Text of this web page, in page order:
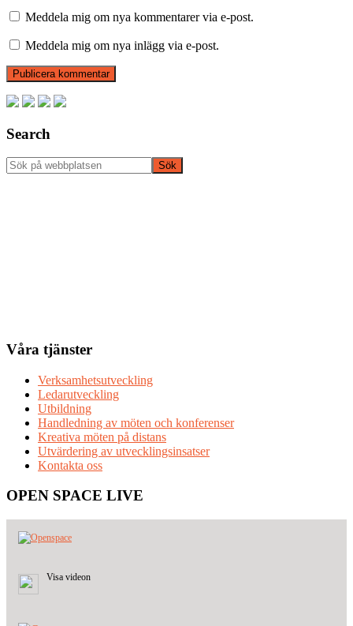
Meddela mig om nya kommentarer via e-post.
Meddela mig om nya inlägg via e-post.
Primärt
sidofält
Search
Sök
på
Våra tjänster
Verksamhetsutveckling
Ledarutveckling
Utbildning
Handledning av möten och konferenser
Kreativa möten på distans
Utvärdering av utvecklingsinsatser
Kontakta oss
OPEN SPACE LIVE
Visa videon